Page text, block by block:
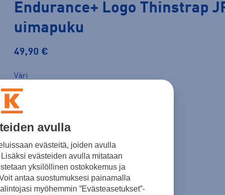
Endurance+ Logo Thinstrap
uimapuku
49,90 €
Väri
Koko
10 12 14 16
Kokotaulukko
avulla
evästeitä, joiden avulla
evästeiden avulla mitataan
yksilöllinen ostokokemus ja
antaa suostumuksesi painamalla
myöhemmin ”Evästeasetukset”-